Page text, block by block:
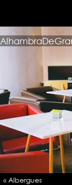
« Albergues